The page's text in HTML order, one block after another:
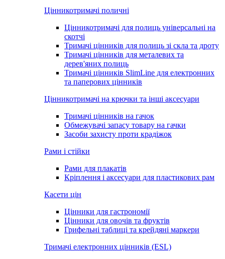
Цінникотримачі поличні
Цінникотримачі для полиць універсальні на
скотчі
Тримачі цінників для полиць зі скла та дроту
Тримачі цінників для металевих та
дерев'яних полиць
Тримачі цінників SlimLine для електронних
та паперових цінників
Цінникотримачі на крючки та інші аксесуари
Тримачі цінників на гачок
Обмежувачі запасу товару на гачки
Засоби захисту проти крадіжок
Рами і стійки
Рами для плакатів
Кріплення і аксесуари для пластикових рам
Касети цін
Цінники для гастрономії
Цінники для овочів та фруктів
Грифельні таблиці та крейдяні маркери
Тримачі електронних цінників (ESL)